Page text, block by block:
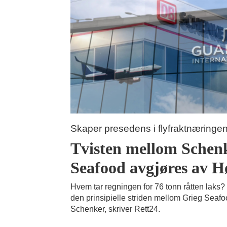
Skaper presedens i
Tvisten mellom
Seafood avgjøres av
Hvem tar regningen for 76 tonn råtten
den prinsipielle striden mellom Grieg
Schenker, skriver Rett24.